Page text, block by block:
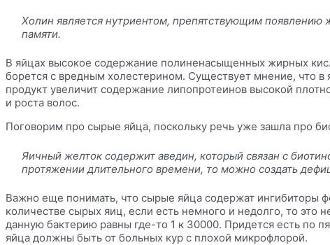
Холин является нутриентом, препятствующим появлению
памяти.
В яйцах высокое содержание полиненасыщенных жирных
борется с вредным холестерином. Существует мнение, что в
продукт увеличит содержание липопротеинов высокой
и роста волос.
Поговорим про сырые яйца, поскольку речь уже зашла про
Яичный желток содержит аведин, который связан с
протяжении длительного времени, то можно создать
Важно еще понимать, что сырые яйца содержат ингибиторы
количестве сырых яиц, если есть немного и недолго, то
данную бактерию равны где-то 1 к 30000. Придется есть по
яйца должны быть от больных кур с плохой микрофлорой.